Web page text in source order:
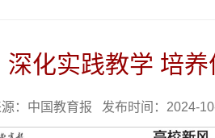
深化实践教学 培
：中国教育报 发布时间：2024-